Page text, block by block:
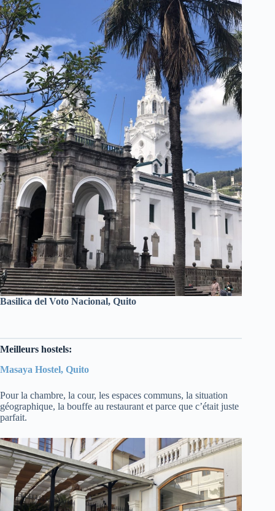
Basilica del Voto Nacional, Quito
Meilleurs hostels:
Masaya Hostel, Quito
Pour la chambre, la cour, les espaces communs, la situation
géographique, la bouffe au restaurant et parce que c’était juste
parfait.